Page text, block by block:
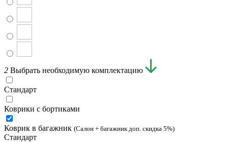
2 Выбрать необходимую комплектацию
Стандарт
Коврики с бортиками
Коврик в багажник (Салон + багажник доп. скидка 5%)
Стандарт